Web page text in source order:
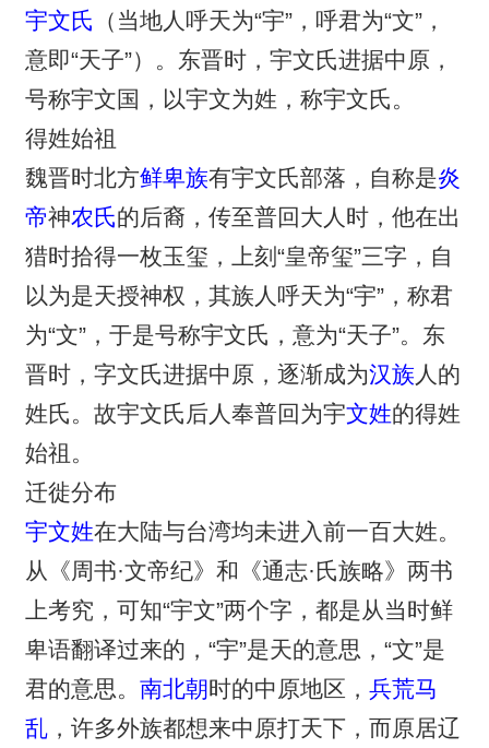
宇文氏 （当地人呼天为“宇”，呼君为“文”，
意即“天子”）。东晋时，宇文氏进据中原，
号称宇文国，以宇文为姓，称宇文氏。
得姓始祖
魏晋时北方鲜卑族有宇文氏部落，自称是炎
帝神农氏的后裔，传至普回大人时，他在出
猎时拾得一枚玉玺，上刻“皇帝玺”三字，自
以为是天授神权，其族人呼天为“宇”，称君
为“文”，于是号称宇文氏，意为“天子”。东
晋时，字文氏进据中原，逐渐成为汉族 人的
姓氏。故宇文氏后人奉普回为宇文姓的得姓
始祖。
迁徙分布
宇文姓在大陆与台湾均未进入前一百大姓。
从《周书·文帝纪》和《通志·氏族略》两书
上考究，可知“宇文”两个字，都是从当时鲜
卑语翻译过来的，“宇”是天的意思，“文”是
君的意思。 南北朝时的中原地区， 兵荒马
乱，许多外族都想来中原打天下，而原居辽